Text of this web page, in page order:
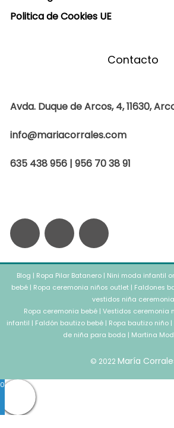
Politica de Cookies UE
Contacto
Avda. Duque de Arcos, 4, 11630,
info@mariacorrales.com
635 438 956 | 956 70 38 91
F
a
c
e
o
o
I
n
s
t
a
g
W
h
a
t
s
a
Blog | Ropa Pilar Batanero| Nini moda infantil
bebé| Ropa ceremonia niños outlet| Faldones
vestidos niña ceremonia
Ropa ceremonia bebé | Vestidos ceremonia
infantil | Faldón bautizo bebé| Ropa bautizo niño|
de niña para boda | Martina
© 2022María
0